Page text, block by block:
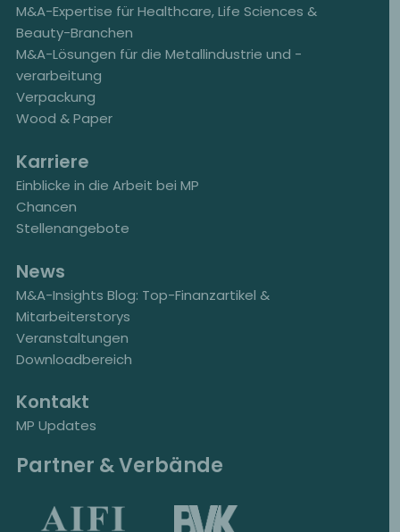
M&A-Expertise für Healthcare, Life Sciences &
Beauty-Branchen
M&A-Lösungen für die Metallindustrie und -
verarbeitung
Verpackung
Wood & Paper
Karriere
Einblicke in die Arbeit bei MP
Chancen
Stellenangebote
News
M&A-Insights Blog: Top-Finanzartikel &
Mitarbeiterstorys
Veranstaltungen
Downloadbereich
Kontakt
MP Updates
Partner & Verbände